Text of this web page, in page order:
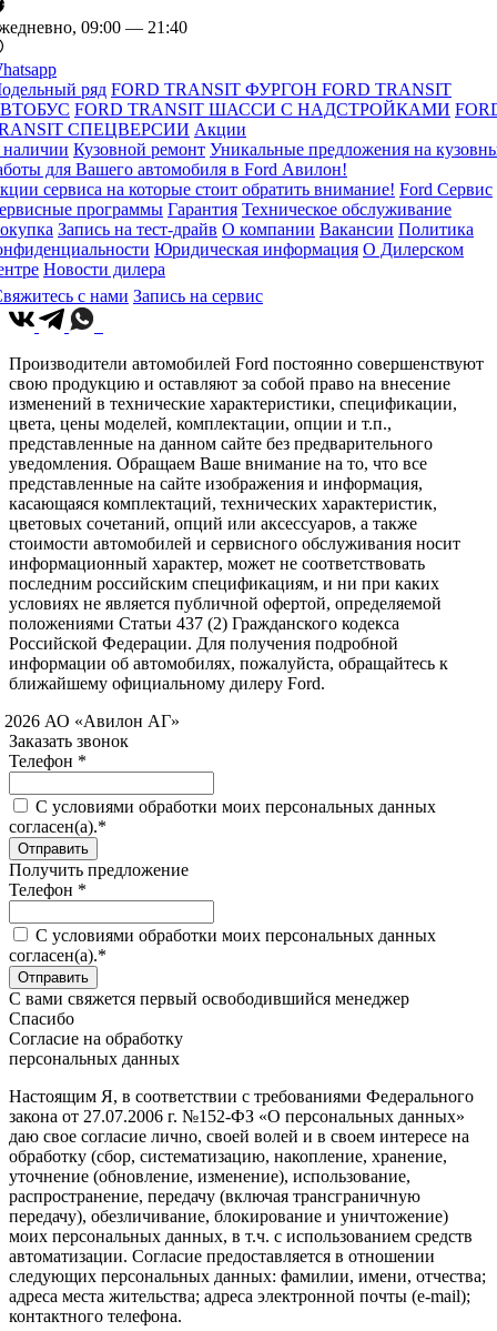
09:00 — 21:40
ряд FORD TRANSIT ФУРГОН FORD TRANSIT
FORD TRANSIT ШАССИ С НАДСТРОЙКАМИ
СПЕЦВЕРСИИ Акции
Кузовной ремонт Уникальные предложения на
для Вашего автомобиля в Ford Авилон!
сервиса на которые стоит обратить внимание! Ford Сервис
программы Гарантия Техническое обслуживание
Запись на тест-драйв О компании Вакансии Политика
Юридическая информация О Дилерском
Новости дилера
с нами Запись на сервис
Производители автомобилей Ford постоянно совершенствуют
свою продукцию и оставляют за собой право на внесение
изменений в технические характеристики, спецификации,
цвета, цены моделей, комплектации, опции и т.п.,
представленные на данном сайте без предварительного
уведомления. Обращаем Ваше внимание на то, что все
представленные на сайте изображения и информация,
касающаяся комплектаций, технических характеристик,
цветовых сочетаний, опций или аксессуаров, а также
стоимости автомобилей и сервисного обслуживания носит
информационный характер, может не соответствовать
последним российским спецификациям, и ни при каких
условиях не является публичной офертой, определяемой
положениями Статьи 437 (2) Гражданского кодекса
Российской Федерации. Для получения подробной
информации об автомобилях, пожалуйста, обращайтесь к
ближайшему официальному дилеру Ford.
АО «Авилон АГ»
Заказать звонок
Телефон *
C условиями обработки моих персональных данных
согласен(а).*
Получить предложение
Телефон *
C условиями обработки моих персональных данных
согласен(а).*
С вами свяжется первый освободившийся менеджер
Спасибо
Согласие на обработку
персональных данных
Настоящим Я, в соответствии с требованиями Федерального
закона от 27.07.2006 г. №152-ФЗ «О персональных данных»
даю свое согласие лично, своей волей и в своем интересе на
обработку (сбор, систематизацию, накопление, хранение,
уточнение (обновление, изменение), использование,
распространение, передачу (включая трансграничную
передачу), обезличивание, блокирование и уничтожение)
моих персональных данных, в т.ч. с использованием средств
автоматизации. Согласие предоставляется в отношении
следующих персональных данных: фамилии, имени, отчества;
адреса места жительства; адреса электронной почты (e-mail);
контактного телефона.